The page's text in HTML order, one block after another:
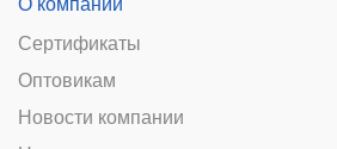
О компании
Сертификаты
Оптовикам
Новости компании